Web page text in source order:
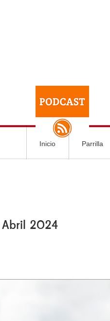
Inicio Parrilla
2024